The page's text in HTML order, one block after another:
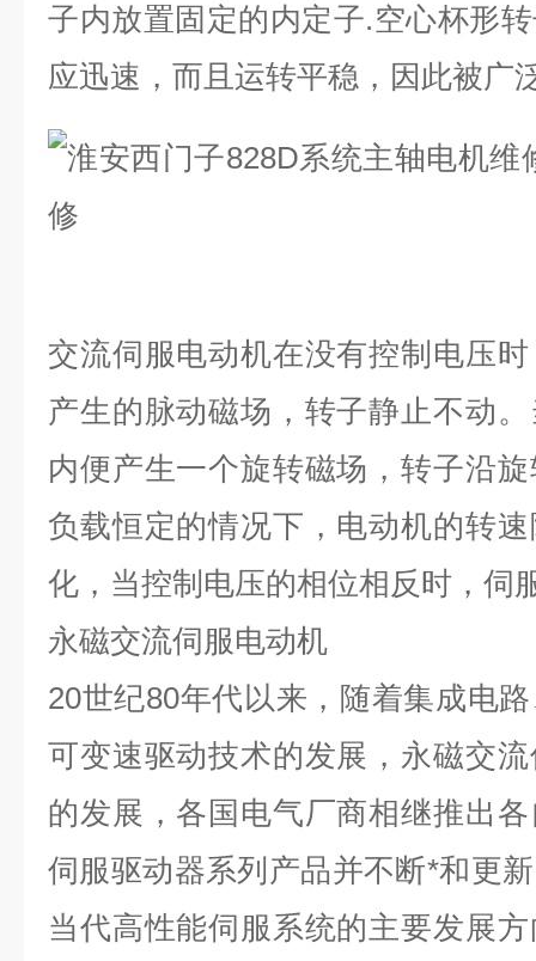
子内放置固定的内定子.空心杯形
应迅速，而且运转平稳，因此被广
交流伺服电动机在没有控制电压
产生的脉动磁场，转子静止不动
内便产生一个旋转磁场，转子沿
负载恒定的情况下，电动机的转
化，当控制电压的相位相反时，伺
永磁交流伺服电动机
20世纪80年代以来，随着集成电
可变速驱动技术的发展，永磁交
的发展，各国电气厂商相继推出
伺服驱动器系列产品并不断*和更
当代高性能伺服系统的主要发展